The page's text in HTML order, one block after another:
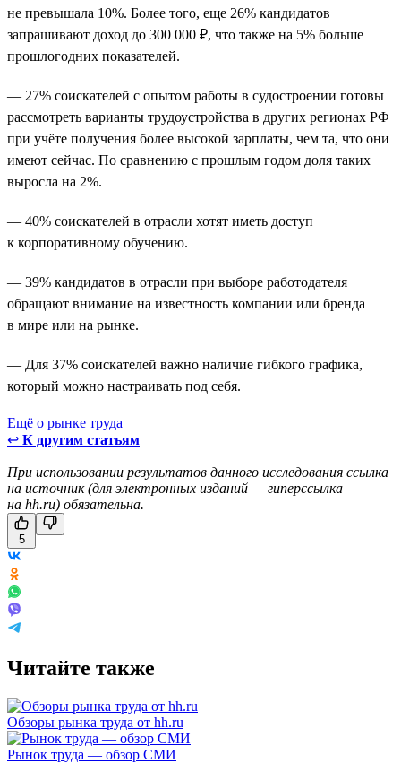
не превышала 10%. Более того, еще 26% кандидатов
запрашивают доход до 300 000 ₽, что также на 5% больше
прошлогодних показателей.
— 27% соискателей с опытом работы в судостроении готовы
рассмотреть варианты трудоустройства в других регионах РФ
при учёте получения более высокой зарплаты, чем та, что они
имеют сейчас. По сравнению с прошлым годом доля таких
выросла на 2%.
— 40% соискателей в отрасли хотят иметь доступ
к корпоративному обучению.
— 39% кандидатов в отрасли при выборе работодателя
обращают внимание на известность компании или бренда
в мире или на рынке.
— Для 37% соискателей важно наличие гибкого графика,
который можно настраивать под себя.
Ещё о рынке труда
↩ К другим статьям
При использовании результатов данного исследования ссылка
на источник (для электронных изданий — гиперссылка
на hh.ru) обязательна.
5
Читайте также
Обзоры рынка труда от hh.ru
Рынок труда — обзор СМИ